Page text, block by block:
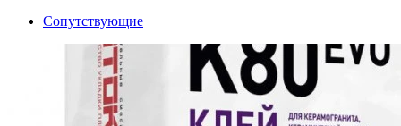
Сопутствующие